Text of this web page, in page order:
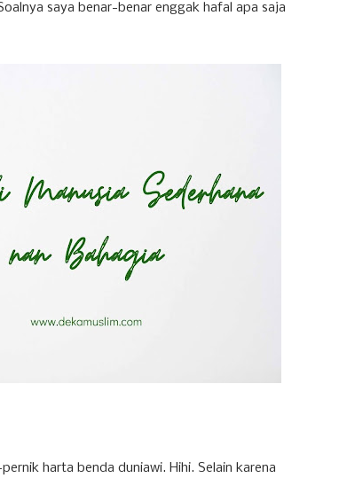
saya benar-benar enggak hafal apa saja
harta benda duniawi. Hihi. Selain karena